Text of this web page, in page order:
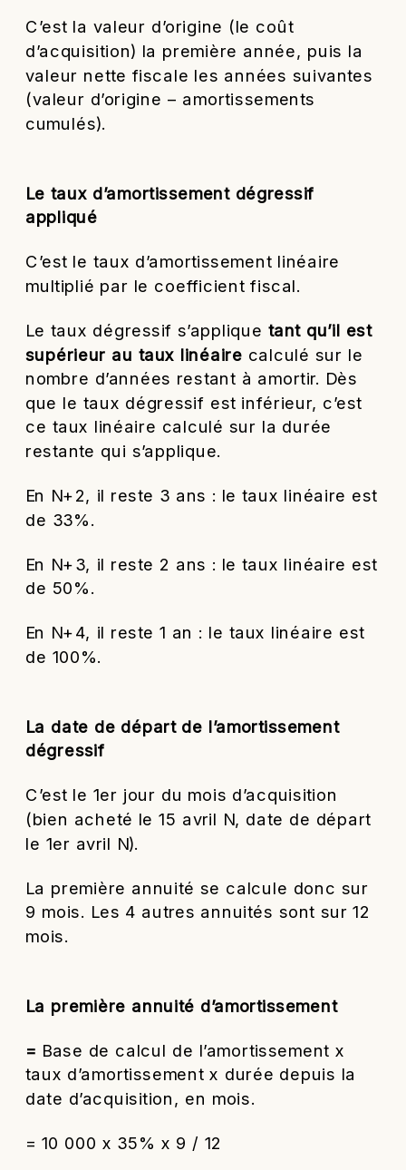
C’est la valeur d’origine (le coût
d’acquisition) la première année, puis la
valeur nette fiscale les années suivantes
(valeur d’origine – amortissements
cumulés).
Le taux d’amortissement dégressif
appliqué
C’est le taux d’amortissement linéaire
multiplié par le coefficient fiscal.
Le taux dégressif s’applique tant qu’il est
supérieur au taux linéaire calculé sur le
nombre d’années restant à amortir. Dès
que le taux dégressif est inférieur, c’est
ce taux linéaire calculé sur la durée
restante qui s’applique.
En N+2, il reste 3 ans : le taux linéaire est
de 33%.
En N+3, il reste 2 ans : le taux linéaire est
de 50%.
En N+4, il reste 1 an : le taux linéaire est
de 100%.
La date de départ de l’amortissement
dégressif
C’est le 1er jour du mois d’acquisition
(bien acheté le 15 avril N, date de départ
le 1er avril N).
La première annuité se calcule donc sur
9 mois. Les 4 autres annuités sont sur 12
mois.
La première annuité d’amortissement
= Base de calcul de l’amortissement x
taux d’amortissement x durée depuis la
date d’acquisition, en mois.
= 10 000 x 35% x 9 / 12